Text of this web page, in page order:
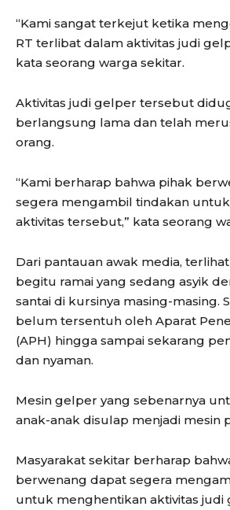
“Kami sangat terkejut ketika
RT terlibat dalam aktivitas judi
kata seorang warga sekitar.
Aktivitas judi gelper tersebut
berlangsung lama dan telah
orang.
“Kami berharap bahwa pihak
segera mengambil tindakan
aktivitas tersebut,” kata seorang
Dari pantauan awak media,
begitu ramai yang sedang asyik
santai di kursinya masing-masing.
belum tersentuh oleh Aparat
(APH) hingga sampai sekarang
dan nyaman.
Mesin gelper yang sebenarnya
anak-anak disulap menjadi mesin
Masyarakat sekitar berharap
berwenang dapat segera
untuk menghentikan aktivitas